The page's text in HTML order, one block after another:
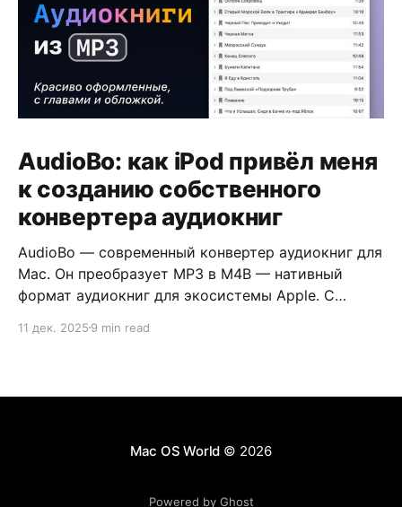
AudioBo: как iPod привёл меня
к созданию собственного
конвертера аудиокниг
AudioBo — современный конвертер аудиокниг для
Mac. Он преобразует MP3 в M4B — нативный
формат аудиокниг для экосистемы Apple. С
11 дек. 2025 9 min read
Mac OS World © 2026
Powered by Ghost